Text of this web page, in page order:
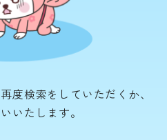
度検索をしていただくか、
いたします。